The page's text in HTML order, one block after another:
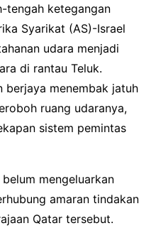
tengah ketegangan
Syarikat (AS)-Israel
udara menjadi
di rantau Teluk.
berjaya menembak jatuh
ruang udaranya,
sistem pemintas
belum mengeluarkan
amaran tindakan
Qatar tersebut.